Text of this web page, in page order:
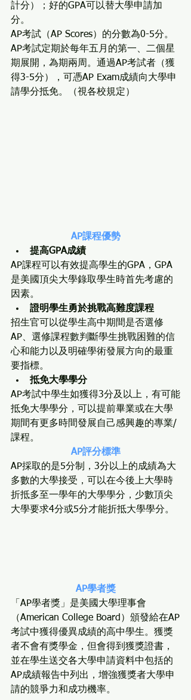
計分）；好的GPA可以替大學申請加
分。
AP考試（AP Scores）的分數為0-5分。
AP考試定期於每年五月的第一、二個星
期展開，為期兩周。通過AP考試者（獲
得3-5分），可憑AP Exam成績向大學申
請學分抵免。（視各校規定）
AP課程優勢
提高GPA成績
AP課程可以有效提高學生的GPA，GPA
是美國頂尖大學錄取學生時首先考慮的
因素。
證明學生勇於挑戰高難度課程
招生官可以從學生高中期間是否選修
AP、選修課程數判斷學生挑戰困難的信
心和能力以及明確學術發展方向的最重
要指標。
抵免大學學分
AP考試中學生如獲得3分及以上，有可能
抵免大學學分，可以提前畢業或在大學
期間有更多時間發展自己感興趣的專業/
課程。
AP評分標準
AP採取的是5分制，3分以上的成績為大
多數的大學接受，可以在今後上大學時
折抵多至一學年的大學學分，少數頂尖
大學要求4分或5分才能折抵大學學分。
AP學者獎
「AP學者獎」是美國大學理事會
（American College Board）頒發給在AP
考試中獲得優異成績的高中學生。獲獎
者不會有獎學金，但會得到獲獎證書，
並在學生送交各大學申請資料中包括的
AP成績報告中列出，增強獲獎者大學申
請的競爭力和成功機率。